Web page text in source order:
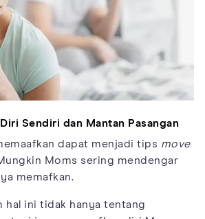
Sendiri dan Mantan Pasangan
dapat menjadi tips move
Moms sering mendengar
memafkan.
hal ini tidak hanya tentang